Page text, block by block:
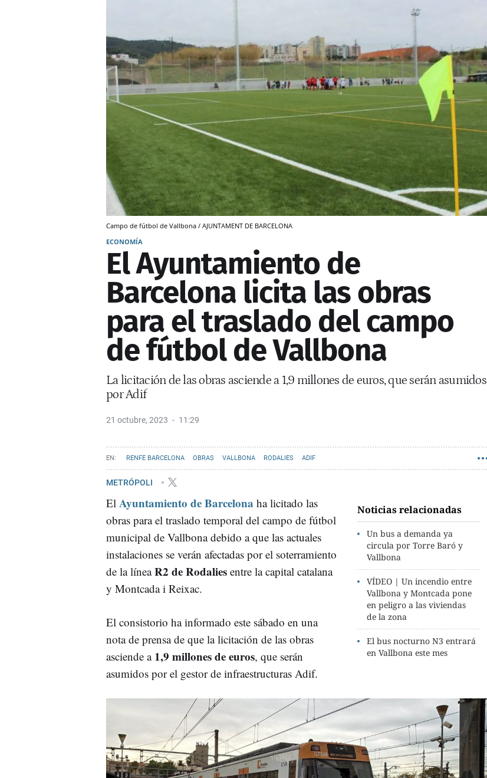
Campo de fútbol de Vallbona / AJUNTAMENT DE BARCELONA
ECONOMÍA
El Ayuntamiento de
Barcelona licita las obras
para el traslado del campo
de fútbol de Vallbona
La licitación de las obras asciende a 1,9 millones de euros, que serán asumidos
por Adif
21 octubre, 2023 11:29
RENFE BARCELONA OBRAS VALLBONA RODALIES ADIF
METRÓPOLI
Noticias relacionadas
Un bus a demanda ya
circula por Torre Baró y
Vallbona
VÍDEO | Un incendio entre
Vallbona y Montcada pone
en peligro a las viviendas
de la zona
El bus nocturno N3 entrará
en Vallbona este mes
El Ayuntamiento de Barcelona ha licitado las
obras para el traslado temporal del campo de fútbol
municipal de Vallbona debido a que las actuales
instalaciones se verán afectadas por el soterramiento
de la líneaR2 de Rodalies entre la capital catalana
y Montcada i Reixac.
El consistorio ha informado este sábado en una
nota de prensa de que la licitación de las obras
asciende a 1,9 millones de euros, que serán
asumidos por el gestor de infraestructuras Adif.